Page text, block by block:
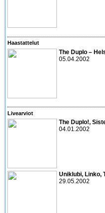
Haastattelut
The Duplo –
05.04.2002
Livearviot
The Duplo!,
04.01.2002
Uniklubi, Linko,
29.05.2002